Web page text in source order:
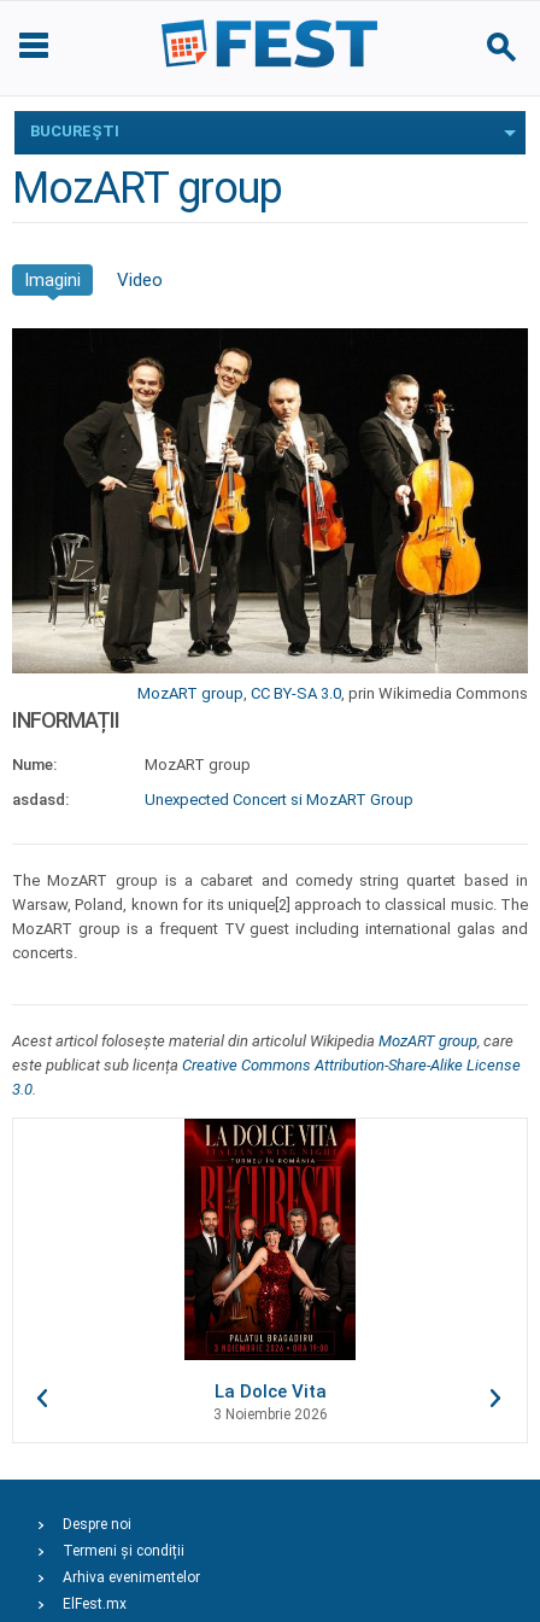
BUCUREŞTI
MozART group
Imagini Video
MozART group, CC BY-SA 3.0, prin Wikimedia Commons
INFORMAȚII
Nume:
MozART group
asdasd:
Unexpected Concert si MozART Group
The MozART group is a cabaret and comedy string quartet based in
Warsaw, Poland, known for its unique[2] approach to classical music. The
MozART group is a frequent TV guest including international galas and
concerts.
Acest articol folosește material din articolul Wikipedia MozART group, care
este publicat sub licența Creative Commons Attribution-Share-Alike License
3.0.
La Dolce Vita
3 Noiembrie 2026
Despre noi
Termeni și condiții
Arhiva evenimentelor
ElFest.mx